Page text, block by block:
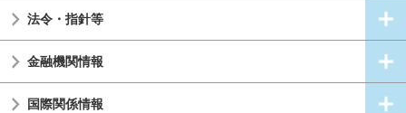
法令・指針等
金融機関情報
国際関係情報